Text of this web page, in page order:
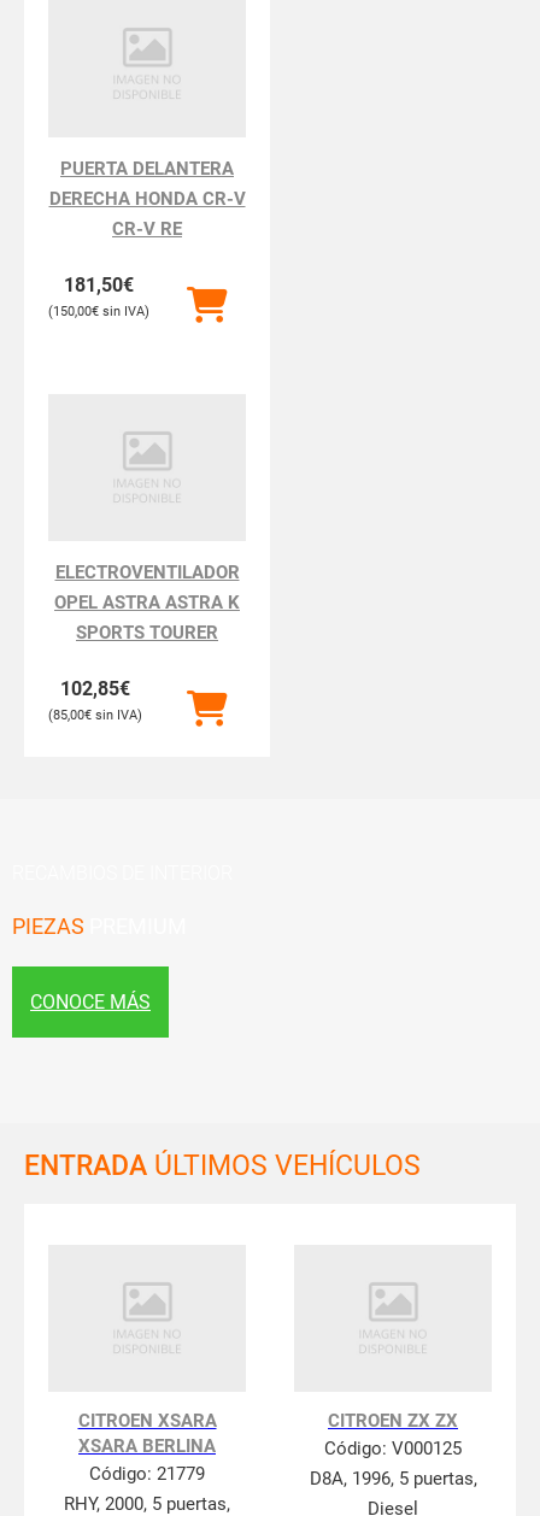
PUERTA DELANTERA
DERECHA HONDA CR-V
CR-V RE
181,50€
150,00€
ELECTROVENTILADOR
OPEL ASTRA ASTRA K
SPORTS TOURER
102,85€
85,00€
PIEZAS
CONOCE MÁS
ENTRADA ÚLTIMOS VEHÍCULOS
CITROEN XSARA
XSARA BERLINA
Código: 21779
RHY, 2000, 5 puertas,
CITROEN ZX ZX
Código: V000125
D8A, 1996, 5 puertas,
Diesel